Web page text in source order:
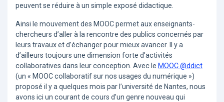
peuvent se réduire à un simple exposé didactique.
Ainsi le mouvement des MOOC permet aux enseignants-
chercheurs d’aller à la rencontre des publics concernés par
leurs travaux et d’échanger pour mieux avancer. Il y a
d’ailleurs toujours une dimension forte d’activités
collaboratives dans leur conception. Avec le MOOC @ddict
(un « MOOC collaboratif sur nos usages du numérique »)
proposé il y a quelques mois par l’université de Nantes, nous
avons ici un courant de cours d’un genre nouveau qui